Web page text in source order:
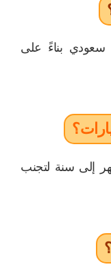
بين 150 و300 ريال سعودي بناءً على
بإجراء صيانة كل 6 أشهر إلى سنة لتجنب